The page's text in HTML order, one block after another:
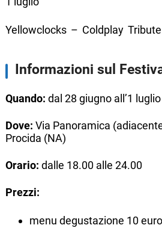
Yellowclocks – Coldplay Tribute
Informazioni sul
Quando: dal 28 giugno all’1
Dove: Via Panoramica
Procida (NA)
Orario: dalle 18.00 alle 24.00
Prezzi:
menu degustazione 10 euro